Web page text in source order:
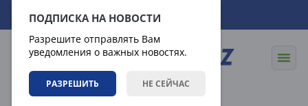
ПОДПИСКА НА НОВОСТИ
Разрешите отправлять Вам
уведомления о важных новостях.
РАЗРЕШИТЬ НЕ СЕЙЧАС
07.08.2026 00:37:43